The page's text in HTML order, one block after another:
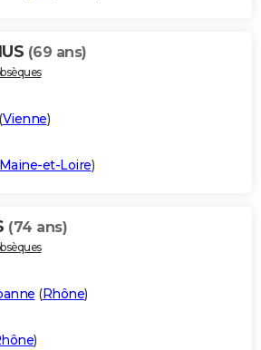
(69 ans)
(Vienne)
et-Loire)
(74 ans)
(Rhône)
)